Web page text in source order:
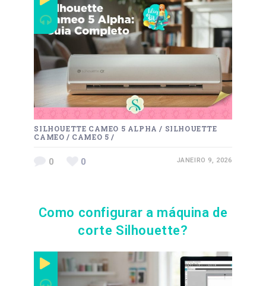
SILHOUETTE CAMEO 5 ALPHA / SILHOUETTE
CAMEO / CAMEO 5 /
0 0 JANEIRO 9, 2026
Como configurar a máquina de
corte Silhouette?